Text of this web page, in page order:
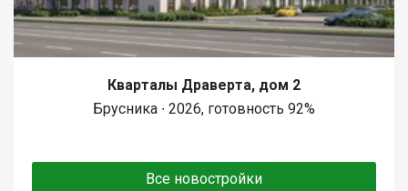
Кварталы Драверта, дом 2
Брусника ∙ 2026, готовность 92%
Все новостройки